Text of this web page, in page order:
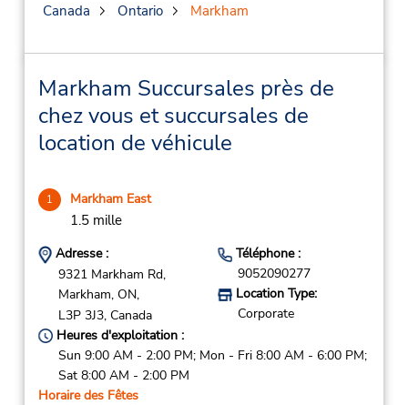
Canada
Ontario Markham
Markham Succursales près de
chez vous et succursales de
location de véhicule
1 Markham East
1.5 mille
Adresse :
9321 Markham Rd,
Markham, ON,
L3P 3J3, Canada
Téléphone :
9052090277
Location Type:
Corporate
Heures d'exploitation :
Sun 9:00 AM - 2:00 PM; Mon - Fri 8:00 AM - 6:00 PM;
Sat 8:00 AM - 2:00 PM
Horaire des Fêtes